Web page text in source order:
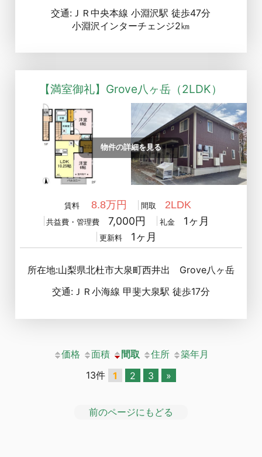
交通:ＪＲ中央本線 小淵沢駅 徒歩47分
小淵沢インターチェンジ2㎞
【満室御礼】Grove八ヶ岳（2LDK）
物件の詳細を見る
賃料 8.8万円 間取 2LDK
共益費・管理費 7,000円 礼金 1ヶ月
更新料 1ヶ月
所在地:山梨県北杜市大泉町西井出 Grove八ヶ岳
交通:ＪＲ小海線 甲斐大泉駅 徒歩17分
価格 面積 間取 住所
築年月
13件
1 2 3 »
前のページにもどる